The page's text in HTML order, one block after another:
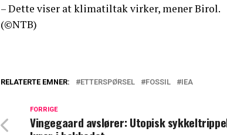
– Dette viser at klimatiltak virker, mener Birol.
(©NTB)
RELATERTE EMNER: ETTERSPØRSEL FOSSIL IEA
FORRIGE
Vingegaard avslører: Utopisk